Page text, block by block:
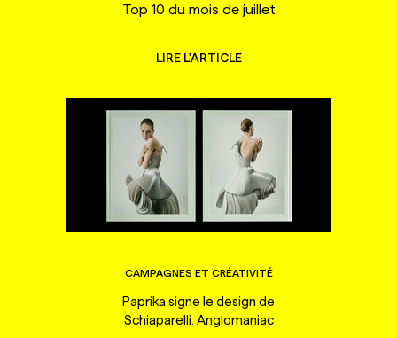
Top 10 du mois de juillet
LIRE L'ARTICLE
CAMPAGNES ET CRÉATIVITÉ
Paprika signe le design de
Schiaparelli: Anglomaniac